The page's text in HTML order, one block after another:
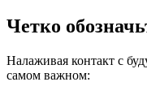
Четко
Налаживая контакт с
самом важном: